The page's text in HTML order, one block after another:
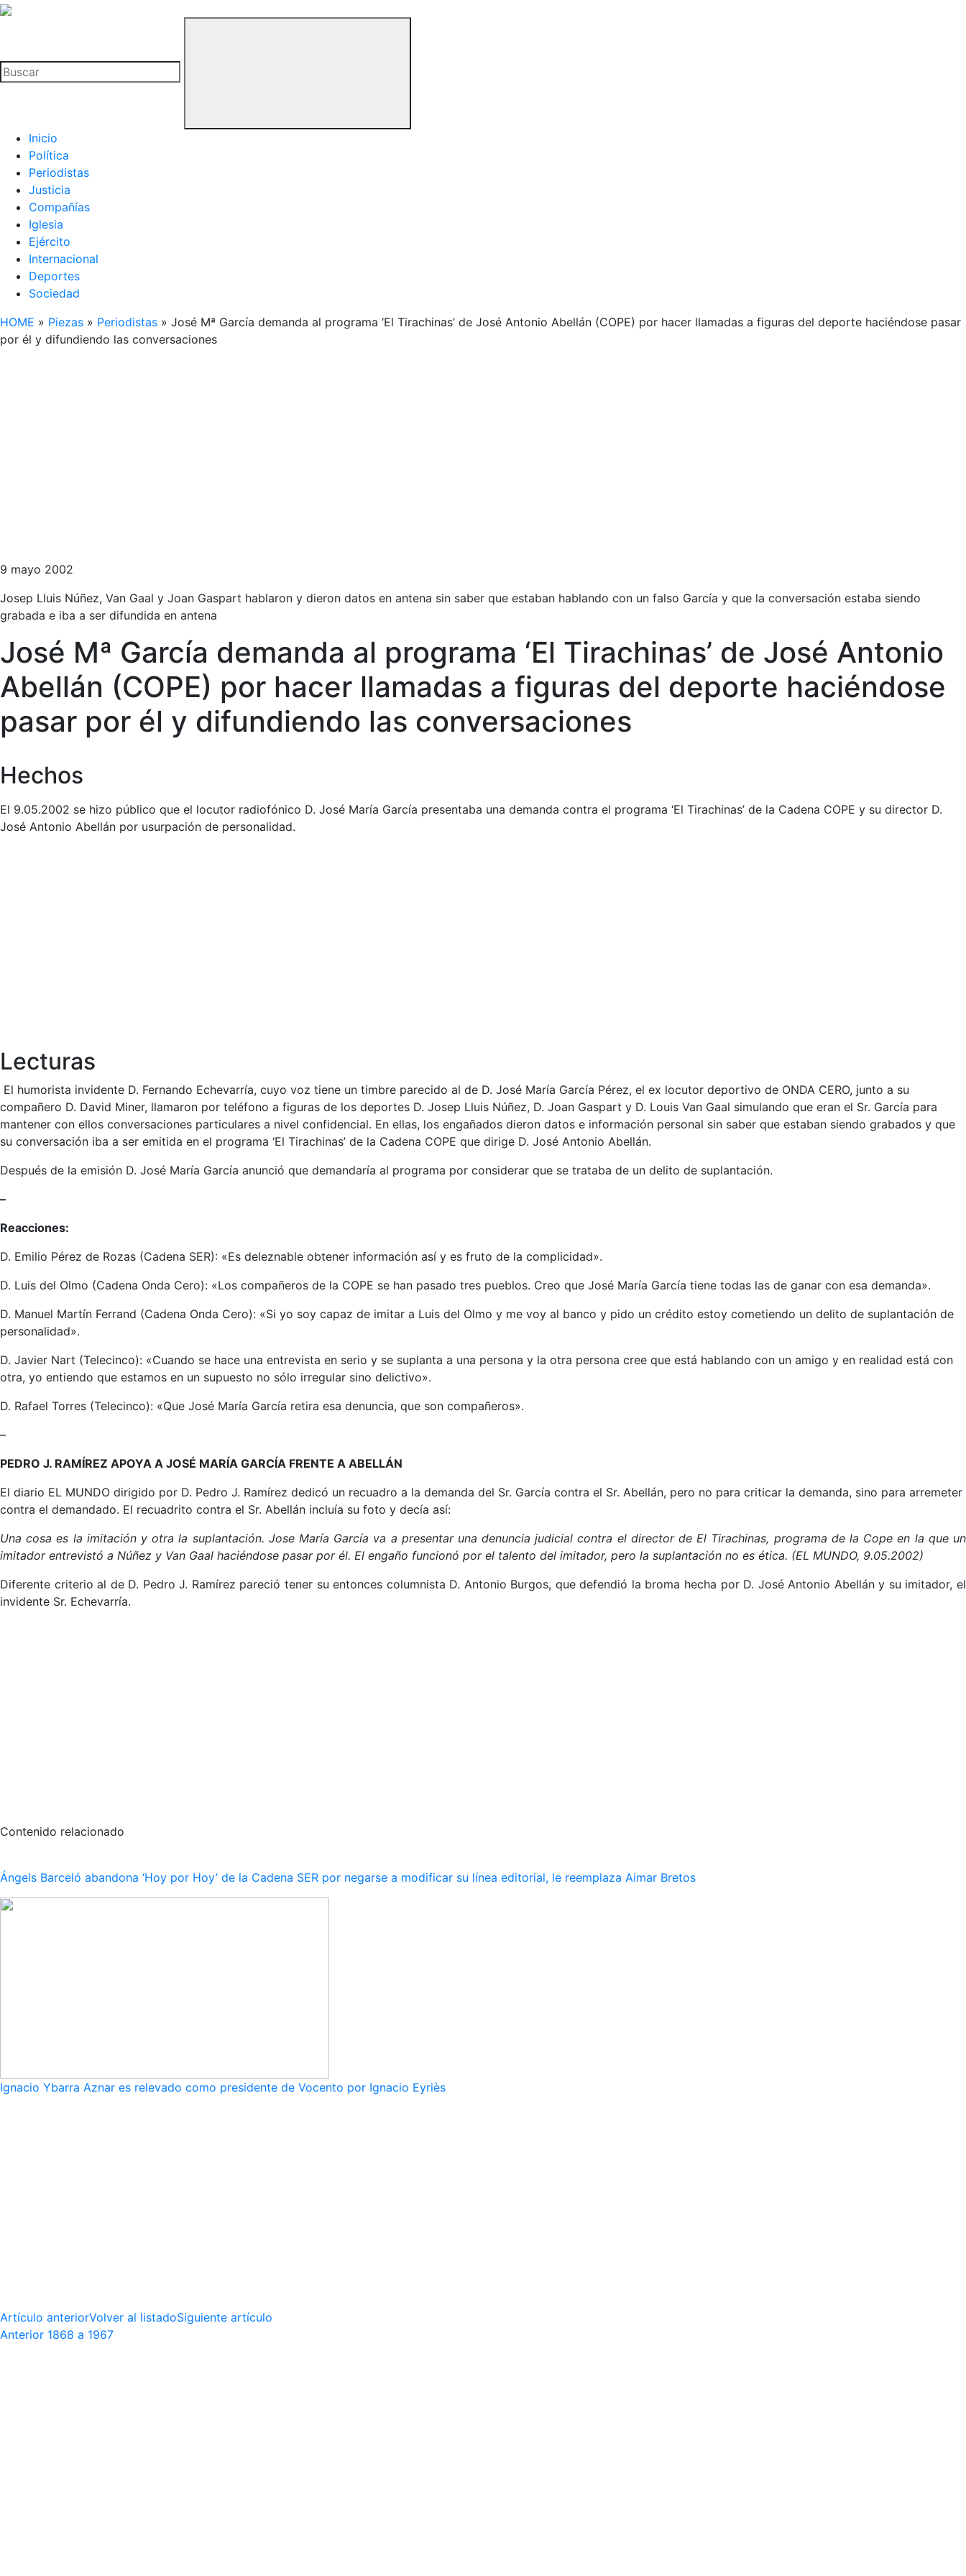
La
Buitre
Inicio
Política
Periodistas
Justicia
Compañías
Iglesia
Ejército
Internacional
Deportes
Sociedad
HOME » Piezas » Periodistas » José Mª García demanda al programa ‘El Tirachinas’ de José Antonio Abellán (COPE) por hacer llamadas a figuras del deporte haciéndose pasar
por él y difundiendo las conversaciones
9 mayo 2002
Josep Lluis Núñez, Van Gaal y Joan Gaspart hablaron y dieron datos en antena sin saber que estaban hablando con un falso García y que la conversación estaba siendo
grabada e iba a ser difundida en antena
José Mª García demanda al programa ‘El Tirachinas’ de José Antonio
Abellán (COPE) por hacer llamadas a figuras del deporte haciéndose
pasar por él y difundiendo las conversaciones
Hechos
El 9.05.2002 se hizo público que el locutor radiofónico D. José María García presentaba una demanda contra el programa ‘El Tirachinas’ de la Cadena COPE y su director D.
José Antonio Abellán por usurpación de personalidad.
Lecturas
El humorista invidente D. Fernando Echevarría, cuyo voz tiene un timbre parecido al de D. José María García Pérez, el ex locutor deportivo de ONDA CERO, junto a su
compañero D. David Miner, llamaron por teléfono a figuras de los deportes D. Josep Lluis Núñez, D. Joan Gaspart y D. Louis Van Gaal simulando que eran el Sr. García para
mantener con ellos conversaciones particulares a nivel confidencial. En ellas, los engañados dieron datos e información personal sin saber que estaban siendo grabados y que
su conversación iba a ser emitida en el programa ‘El Tirachinas’ de la Cadena COPE que dirige D. José Antonio Abellán.
Después de la emisión D. José María García anunció que demandaría al programa por considerar que se trataba de un delito de suplantación.
–
Reacciones:
D. Emilio Pérez de Rozas (Cadena SER): «Es deleznable obtener información así y es fruto de la complicidad».
D. Luis del Olmo (Cadena Onda Cero): «Los compañeros de la COPE se han pasado tres pueblos. Creo que José María García tiene todas las de ganar con esa demanda».
D. Manuel Martín Ferrand (Cadena Onda Cero): «Si yo soy capaz de imitar a Luis del Olmo y me voy al banco y pido un crédito estoy cometiendo un delito de suplantación de
personalidad».
D. Javier Nart (Telecinco): «Cuando se hace una entrevista en serio y se suplanta a una persona y la otra persona cree que está hablando con un amigo y en realidad está con
otra, yo entiendo que estamos en un supuesto no sólo irregular sino delictivo».
D. Rafael Torres (Telecinco): «Que José María García retira esa denuncia, que son compañeros».
–
PEDRO J. RAMÍREZ APOYA A JOSÉ MARÍA GARCÍA FRENTE A ABELLÁN
El diario EL MUNDO dirigido por D. Pedro J. Ramírez dedicó un recuadro a la demanda del Sr. García contra el Sr. Abellán, pero no para criticar la demanda, sino para arremeter
contra el demandado. El recuadrito contra el Sr. Abellán incluía su foto y decía así:
Una cosa es la imitación y otra la suplantación. Jose María García va a presentar una denuncia judicial contra el director de El Tirachinas, programa de la Cope en la que un
imitador entrevistó a Núñez y Van Gaal haciéndose pasar por él. El engaño funcionó por el talento del imitador, pero la suplantación no es ética. (EL MUNDO, 9.05.2002)
Diferente criterio al de D. Pedro J. Ramírez pareció tener su entonces columnista D. Antonio Burgos, que defendió la broma hecha por D. José Antonio Abellán y su imitador, el
invidente Sr. Echevarría.
Contenido relacionado
Ángels Barceló abandona ‘Hoy por Hoy’ de la Cadena SER por negarse a modificar su línea editorial, le reemplaza Aimar Bretos
Ignacio Ybarra Aznar es relevado como presidente de Vocento por Ignacio Eyriès
Artículo anteriorVolver al listadoSiguiente artículo
Anterior 1868 a 1967